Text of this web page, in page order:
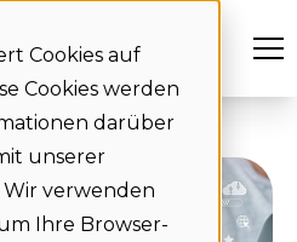
Cookies auf
Cookies werden
darüber
unserer
verwenden
Ihre Browser-